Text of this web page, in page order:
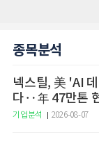
종목분석
넥스틸, 美 'AI
다‥年 47만톤
기업분석 2026-08-07